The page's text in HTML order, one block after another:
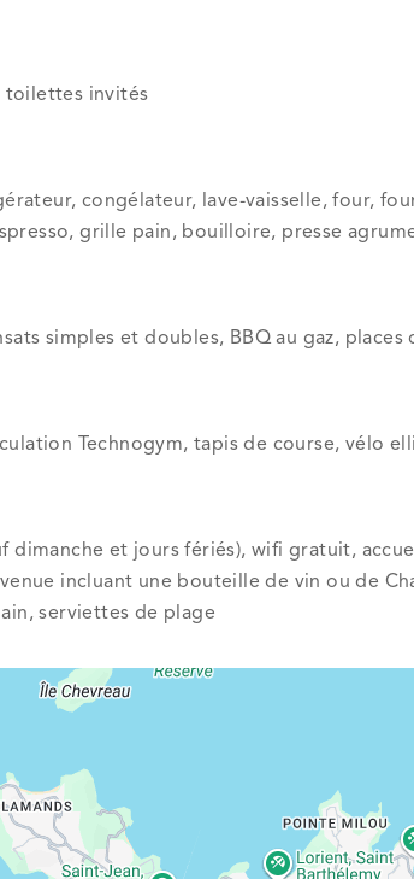
toilettes invités
congélateur, lave-vaisselle, four,
grille pain, bouilloire, presse
simples et doubles, BBQ au gaz, places
Technogym, tapis de course, vélo
dimanche et jours fériés), wifi gratuit,
incluant une bouteille de vin ou de
serviettes de plage